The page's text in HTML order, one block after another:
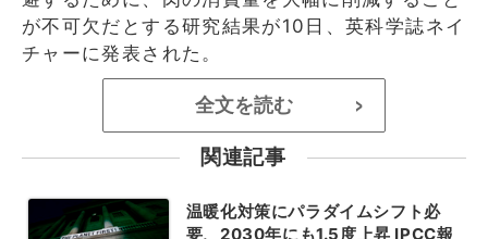
が不可欠だとする研究結果が10日、英科学誌ネイ
チャーに発表された。
全文を読む >
関連記事
温暖化対策にパラダイムシフト必
要、2030年にも1.5度上昇 IPCC報